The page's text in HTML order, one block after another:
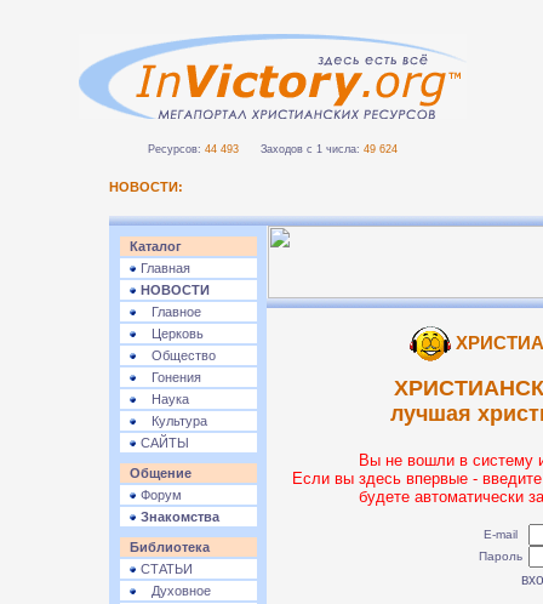
Ресурсов: 44 493 Заходов с 1 числа: 49 624
НОВОСТИ:
Каталог
Главная
НОВОСТИ
Главное
Церковь
Общество
Гонения
Наука
Культура
САЙТЫ
Общение
Форум
Знакомства
Библиотека
СТАТЬИ
Духовное
лучшая
Вы не вошли в систему
Если вы здесь впервые -
будете автоматически
E-mail
Пароль